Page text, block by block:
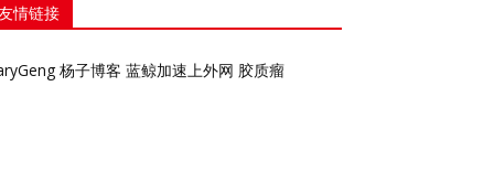
情链接
杨子博客 蓝鲸加速上外网 胶质瘤